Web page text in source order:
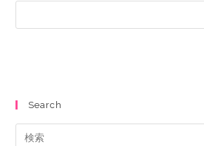
Search